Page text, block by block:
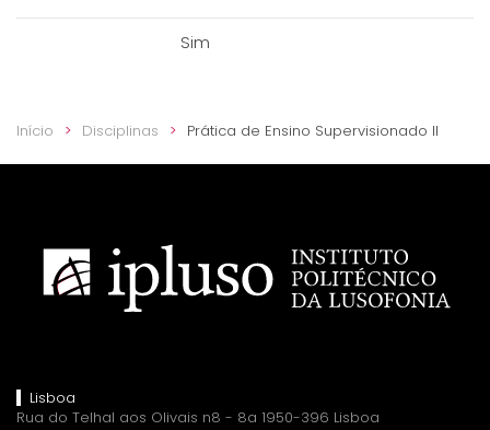
Sim
Início Disciplinas Prática de Ensino Supervisionado II
Lisboa
Rua do Telhal aos Olivais n8 - 8a 1950-396 Lisboa